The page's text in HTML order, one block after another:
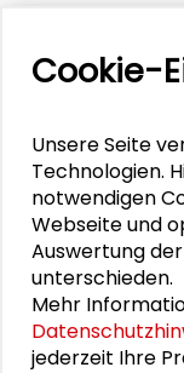
PERSONEN IM
Angelina Göb
Caroline Y.
Klaus-Dieter
Anna-Lisa Müller
Cookie-
Unsere Seite
Technologien.
notwendigen
Webseite und
Auswertung
unterschieden.
Mehr
jederzeit Ihre